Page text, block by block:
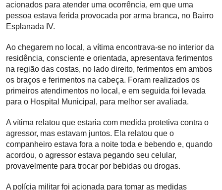
acionados para atender uma ocorrência, em que uma
pessoa estava ferida provocada por arma branca, no Bairro
Esplanada IV.
Ao chegarem no local, a vítima encontrava-se no interior da
residência, consciente e orientada, apresentava ferimentos
na região das costas, no lado direito, ferimentos em ambos
os braços e ferimentos na cabeça. Foram realizados os
primeiros atendimentos no local, e em seguida foi levada
para o Hospital Municipal, para melhor ser avaliada.
A vítima relatou que estaria com medida protetiva contra o
agressor, mas estavam juntos. Ela relatou que o
companheiro estava fora a noite toda e bebendo e, quando
acordou, o agressor estava pegando seu celular,
provavelmente para trocar por bebidas ou drogas.
A polícia militar foi acionada para tomar as medidas